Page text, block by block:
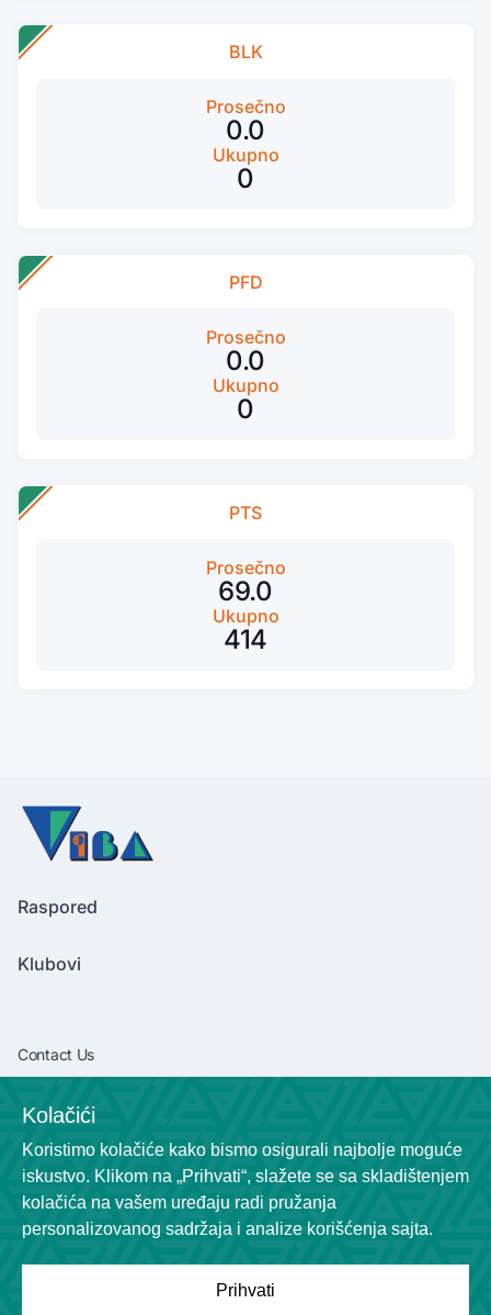
BLK
Prosečno
0.0
Ukupno
0
PFD
Prosečno
0.0
Ukupno
0
PTS
Prosečno
69.0
Ukupno
414
Raspored
Klubovi
Contact Us
+381638292540
Socials
Kolačići
Koristimo kolačiće kako bismo osigurali najbolje moguće
iskustvo. Klikom na „Prihvati“, slažete se sa skladištenjem
kolačića na vašem uređaju radi pružanja
personalizovanog sadržaja i analize korišćenja sajta.
Prihvati